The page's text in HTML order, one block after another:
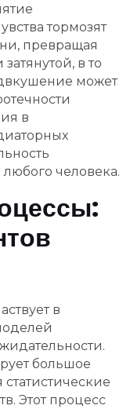
тормозят
превращая
в то
может
в
человека.
в
большое
статистические
Этот процесс